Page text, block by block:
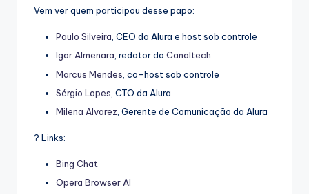
Vem ver quem participou desse papo:
Paulo Silveira, CEO da Alura e host sob controle
Igor Almenara, redator do Canaltech
Marcus Mendes , co-host sob controle
Sérgio Lopes , CTO da Alura
Milena Alvarez , Gerente de Comunicação da Alura
? Links:
Bing Chat
Opera Browser AI